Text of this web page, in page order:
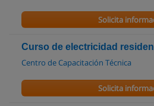
Solicita
Curso de electricidad
Centro de Capacitación Técnica
Solicita